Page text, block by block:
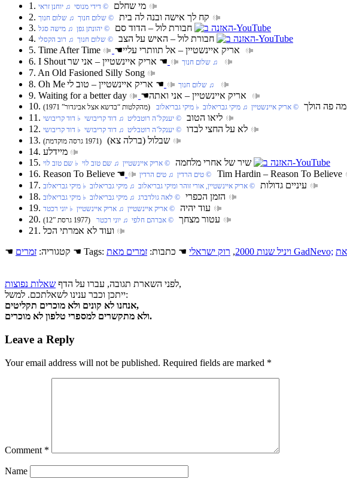
1. מי שחלם ‏ © דידי מנוסי‏ ♫ יוחנן זראי
2. קח לך אישה ובנה לה בית ‏ © שלום חנוך‏ ♫ שלום חנוך
3. חבורת לול‏ – הדוד סם ‏ © יהונתן גפן‏ ♫ מישה סגל
4. חבורת לול‏ – האיש על הצב ‏ © שלום חנוך‏ ♫ רוב הקסלי
5. Time After Time ☚
6. I Shout
‏ ♫ שלום חנוך ☚
7. An Old Fasioned Silly Song
8. Oh Me
‏ ♫ שלום חנוך ☚
9. Waiting for a better day
☚
10. מה פה הולך ‏ © אריק איינשטיין‏ ♫ מיקי גבריאלוב‏ ♭ מיקי גבריאלוב (מהקלטות “בדשא אצל אביגדור” 1971)
11. ליאו הטוב ‏ © יענקל’ה רוטבליט‏ ♫ דוד קריבושי‏ ♭ דוד קריבושי
12. לא על החצי לבדו ‏ © יענקל’ה רוטבליט‏ ♫ דוד קריבושי‏ ♭ דוד קריבושי
13. שבלול (ברלה צא) (1971 גרסה מוקדמת)
14. מיידלע
15. שיר של אחרי מלחמה ‏ © אריק איינשטיין‏ ♫ שם טוב לוי‏ ♭ שם טוב לוי
16. Reason To Believe ‏ © טים הרדין‏ ♫ טים הרדין ☚
Tim Hardin – Reason To Believe
17. עיניים גדולות ‏ © אריק איינשטיין, אורי זוהר ומיקי גבריאלוב‏ ♫ מיקי גבריאלוב‏ ♭ מיקי גבריאלוב
18. הזמן הכפרי ‏ © לאה גולדברג‏ ♫ מיקי גבריאלוב‏ ♭ מיקי גבריאלוב
19. עוד יהיה ‏ © אריק איינשטיין‏ ♫ אריק איינשטיין‏ ♭ יוני רכטר
20. עטור מצחך ‏ © אברהם חלפי‏ ♫ יוני רכטר (1977 גרסת ”12)
21. ועוד לא אמרתי הכל
☚ קטגוריה: זמרים ☚ Tags: ויניל שנות 2000 , רוק ישראלי ☚ כתבות: זמרים מאת GadNevo;
לפני השארת תגובה, עברו על הדף שאלות נפוצות
,
ייתכן וכבר ענינו לשאלתכם. למשל:
אנחנו לא קונים ולא מוכרים תקליטים,
ולא מתקשרים למספרי טלפון לא מוכרים.
Leave a Reply
Your email address will not be published. Required fields are marked *
Comment *
Name